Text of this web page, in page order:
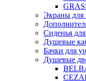
Экраны для
Сиденья
Душевые
Бачки для
Душевые